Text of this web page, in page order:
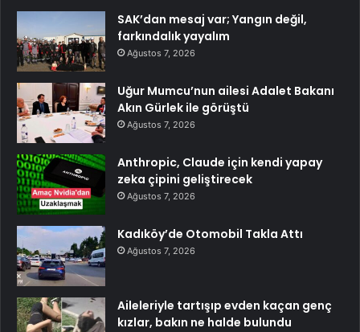
SAK’dan mesaj var; Yangın değil,
farkındalık yayalım
Ağustos 7, 2026
Uğur Mumcu’nun ailesi Adalet Bakanı
Akın Gürlek ile görüştü
Ağustos 7, 2026
Anthropic, Claude için kendi yapay
zeka çipini geliştirecek
Ağustos 7, 2026
Kadıköy’de Otomobil Takla Attı
Ağustos 7, 2026
Aileleriyle tartışıp evden kaçan genç
kızlar, bakın ne halde bulundu